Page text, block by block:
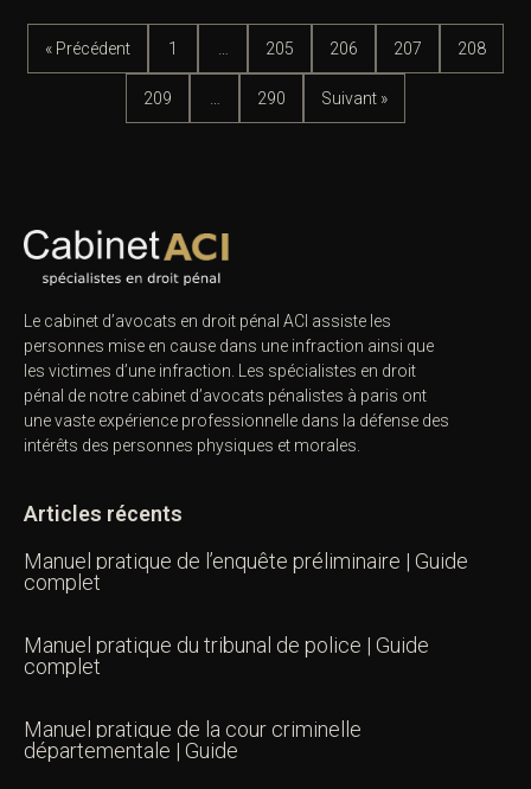
« Précédent 1 205 206 207 208
209 290 Suivant »
Le cabinet d’avocats en droit pénal ACI assiste les
personnes mise en cause dans une infraction ainsi que
les victimes d’une infraction. Les spécialistes en droit
pénal de notre cabinet d’avocats pénalistes à paris ont
une vaste expérience professionnelle dans la défense des
intérêts des personnes physiques et morales.
Articles récents
Manuel pratique de l’enquête préliminaire | Guide
complet
Manuel pratique du tribunal de police | Guide
complet
Manuel pratique de la cour criminelle
départementale | Guide